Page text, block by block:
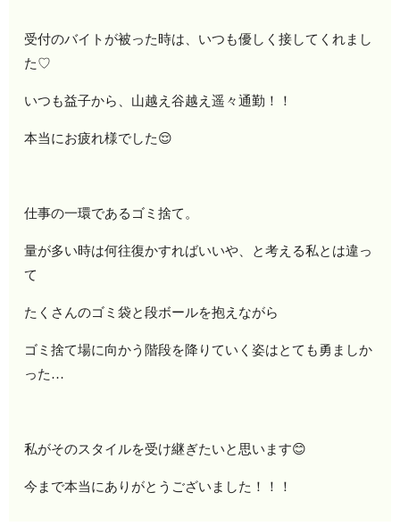
受付のバイトが被った時は、いつも優しく接してくれまし
た♡
いつも益子から、山越え谷越え遥々通勤！！
本当にお疲れ様でした😌
仕事の一環であるゴミ捨て。
量が多い時は何往復かすればいいや、と考える私とは違っ
て
たくさんのゴミ袋と段ボールを抱えながら
ゴミ捨て場に向かう階段を降りていく姿はとても勇ましか
った…
私がそのスタイルを受け継ぎたいと思います😊
今まで本当にありがとうございました！！！